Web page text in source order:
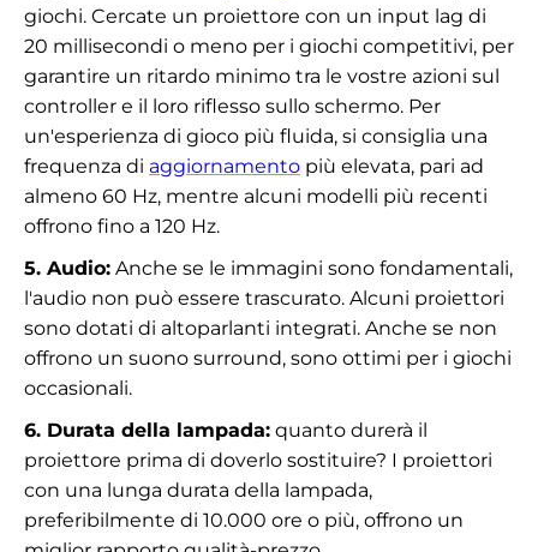
giochi. Cercate un proiettore con un input lag di
20 millisecondi o meno per i giochi competitivi, per
garantire un ritardo minimo tra le vostre azioni sul
controller e il loro riflesso sullo schermo. Per
un'esperienza di gioco più fluida, si consiglia una
frequenza di aggiornamento più elevata, pari ad
almeno 60 Hz, mentre alcuni modelli più recenti
offrono fino a 120 Hz.
5. Audio: Anche se le immagini sono fondamentali,
l'audio non può essere trascurato. Alcuni proiettori
sono dotati di altoparlanti integrati. Anche se non
offrono un suono surround, sono ottimi per i giochi
occasionali.
6. Durata della lampada: quanto durerà il
proiettore prima di doverlo sostituire? I proiettori
con una lunga durata della lampada,
preferibilmente di 10.000 ore o più, offrono un